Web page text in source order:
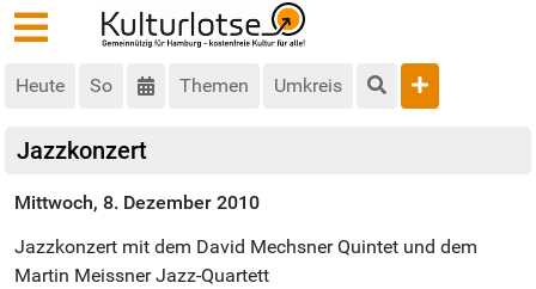
Heute So Themen Umkreis
Jazzkonzert
Mittwoch, 8. Dezember 2010
Jazzkonzert mit dem David Mechsner Quintet und dem
Martin Meissner Jazz-Quartett